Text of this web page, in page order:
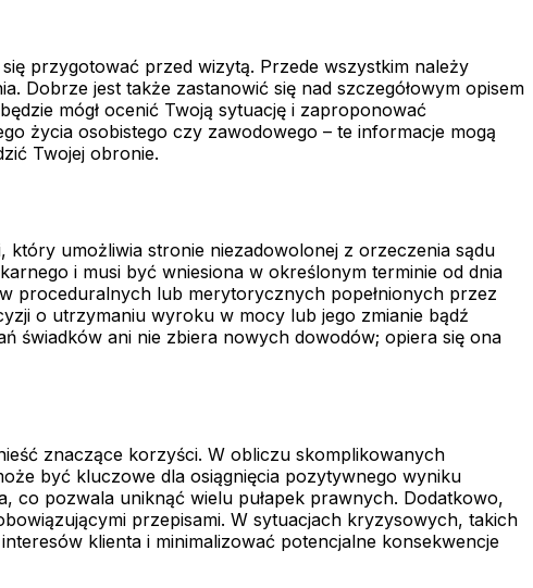
przygotować przed wizytą. Przede wszystkim należy
Dobrze jest także zastanowić się nad szczegółowym opisem
mógł ocenić Twoją sytuację i zaproponować
życia osobistego czy zawodowego – te informacje mogą
Twojej obronie.
umożliwia stronie niezadowolonej z orzeczenia sądu
i musi być wniesiona w określonym terminie od dnia
proceduralnych lub merytorycznych popełnionych przez
o utrzymaniu wyroku w mocy lub jego zmianie bądź
świadków ani nie zbiera nowych dowodów; opiera się ona
znaczące korzyści. W obliczu skomplikowanych
być kluczowe dla osiągnięcia pozytywnego wyniku
co pozwala uniknąć wielu pułapek prawnych. Dodatkowo,
przepisami. W sytuacjach kryzysowych, takich
klienta i minimalizować potencjalne konsekwencje